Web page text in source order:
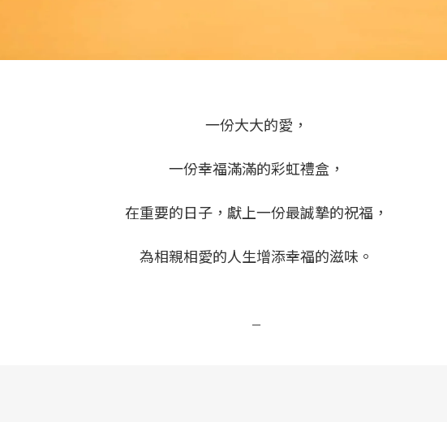
一份大大的愛，
一份幸福滿滿的彩虹禮盒，
在重要的日子，獻上一份最誠摯的祝福，
為相親相愛的人生增添幸福的滋味。
－